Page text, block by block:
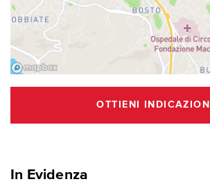
OTTIENI INDICAZIONI
In Evidenza